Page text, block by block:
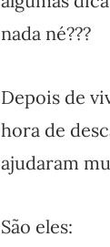
nada né???
Depois de
hora de
ajudaram
São eles: